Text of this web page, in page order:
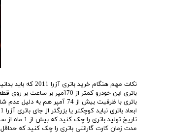
نکات مهم هنگام خرید باتری آزرا 2011 که باید بدانید:
باتری این خودرو کمتر از 70آمپر بر ساعت بر روی قطعات برقی ماشینتان آسیب میزند
باتری با ظرفیت بیش از 74 آمپر هم به دلیل عدم شارژ کردن دینام آزرا 2011 خراب میشود.
ابعاد باتری نباید کوچکتر یا بزرگتر از جای باتری آزرا 2011 باشد چون امکان ضربه زدن و لق زدن وجود دارد.
تاریخ تولید باتری را چک کنید که بیش از 1 ماه از ساخت آن نگذشته باشد.
مدت زمان کارت گارانتی باتری را چک کنید که حداقل 1 سال اعتبار داشته باشد.